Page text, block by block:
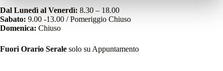
Dal Lunedì al Venerdì: 8.30 – 18.00
Sabato: 9.00 -13.00 / Pomeriggio Chiuso
Domenica: Chiuso
Fuori Orario Serale solo su Appuntamento